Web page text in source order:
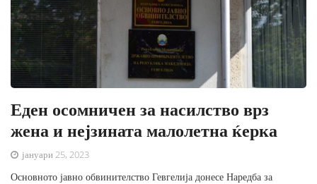
Еден осомничен за насилство врз
жена и нејзината малолетна ќерка
јануари 25, 2023
Основното јавно обвинителство Гевгелија донесе Наредба за